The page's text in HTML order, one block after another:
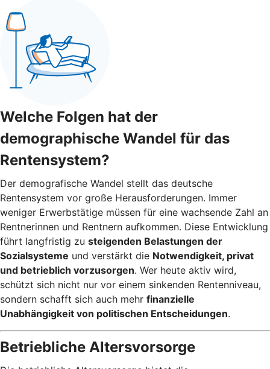
Welche Folgen hat der
demographische Wandel für das
Rentensystem?
Der demografische Wandel stellt das deutsche
Rentensystem vor große Herausforderungen. Immer
weniger Erwerbstätige müssen für eine wachsende Zahl an
Rentnerinnen und Rentnern aufkommen. Diese Entwicklung
führt langfristig zu steigenden Belastungen der
Sozialsysteme und verstärkt die Notwendigkeit, privat
und betrieblich vorzusorgen. Wer heute aktiv wird,
schützt sich nicht nur vor einem sinkenden Rentenniveau,
sondern schafft sich auch mehr finanzielle
Unabhängigkeit von politischen Entscheidungen.
Betriebliche Altersvorsorge